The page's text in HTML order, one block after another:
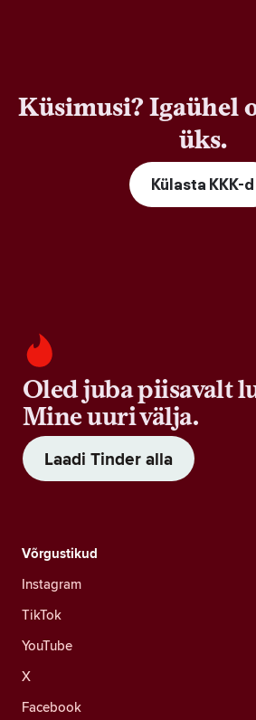
Küsimusi? Igaühel
üks.
Külasta KKK-d
Oled juba piisavalt
Mine uuri välja.
Laadi Tinder alla
Võrgustikud
Instagram
TikTok
YouTube
X
Facebook